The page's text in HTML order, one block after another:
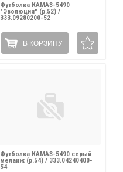
Футболка КАМАЗ-5490
"Эволюция" (р.52) /
333.09280200-52
В КОРЗИНУ
Футболка КАМАЗ-5490 серый
меланж (р.54) / 333.04240400-
54